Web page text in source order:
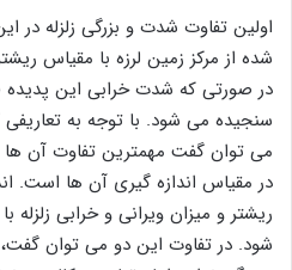
اولین تفاوت شدت و بزرگی زلزله در
شده از مرکز زمین لرزه با مقیاس
در صورتی که شدت خرابی این پدیده
سنجیده می شود. با توجه به تعاریفی
می توان گفت مهمترین تفاوت آن ها
در مقیاس اندازه گیری آن ها است.
ریشتر و میزان ویرانی و خرابی زلزله
شود. در تفاوت این دو می توان